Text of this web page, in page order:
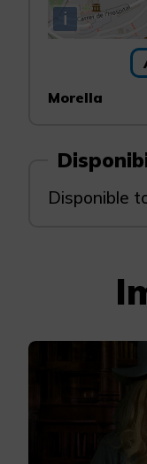
i
Morella
Disponible